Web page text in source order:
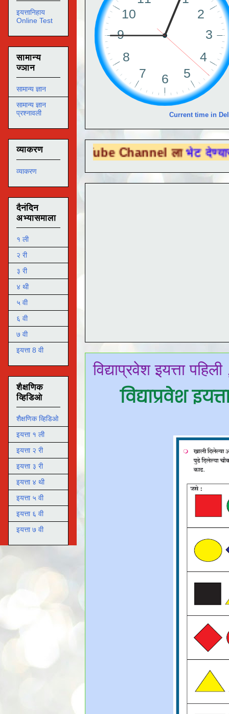
Current time in
Tube Channel लाभेट देण्यासाठी येथे
विद्याप्रवेश इयत्ता
विद्याप्रवेश
इयत्तानिहाय
Online Test
सामान्य
ज्ञान
सामान्य ज्ञान
सामान्य ज्ञान
प्रश्नावली
व्याकरण
व्याकरण
दैनंदिन
अभ्यासमाला
१ ली
२ री
३ री
४ थी
५ वी
६ वी
७ वी
इयत्ता 8 वी
शैक्षणिक
व्हिडिओ
शैक्षणिक व्हिडिओ
इयत्ता १ ली
इयत्ता २ री
इयत्ता ३ री
इयत्ता ४ थी
इयत्ता ५ वी
इयत्ता ६ वी
इयत्ता ७ वी